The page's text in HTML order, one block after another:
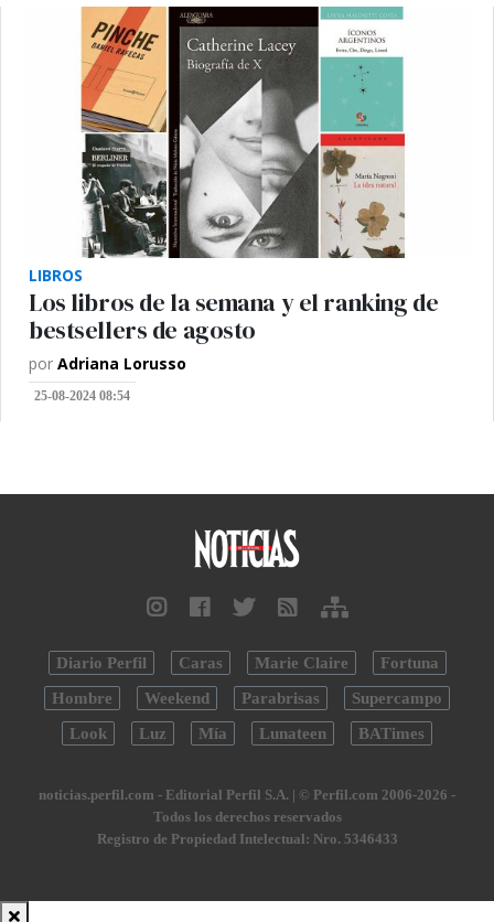
LIBROS
Los libros de la semana y el ranking de
bestsellers de agosto
por Adriana Lorusso
25-08-2024 08:54
Diario Perfil Caras Marie Claire
Fortuna
Hombre
Weekend Parabrisas
Supercampo
Look
Luz Mía Lunateen BATimes
noticias.perfil.com - Editorial Perfil S.A. | © Perfil.com 2006-2026 -
Todos los derechos reservados
Registro de Propiedad Intelectual: Nro. 5346433